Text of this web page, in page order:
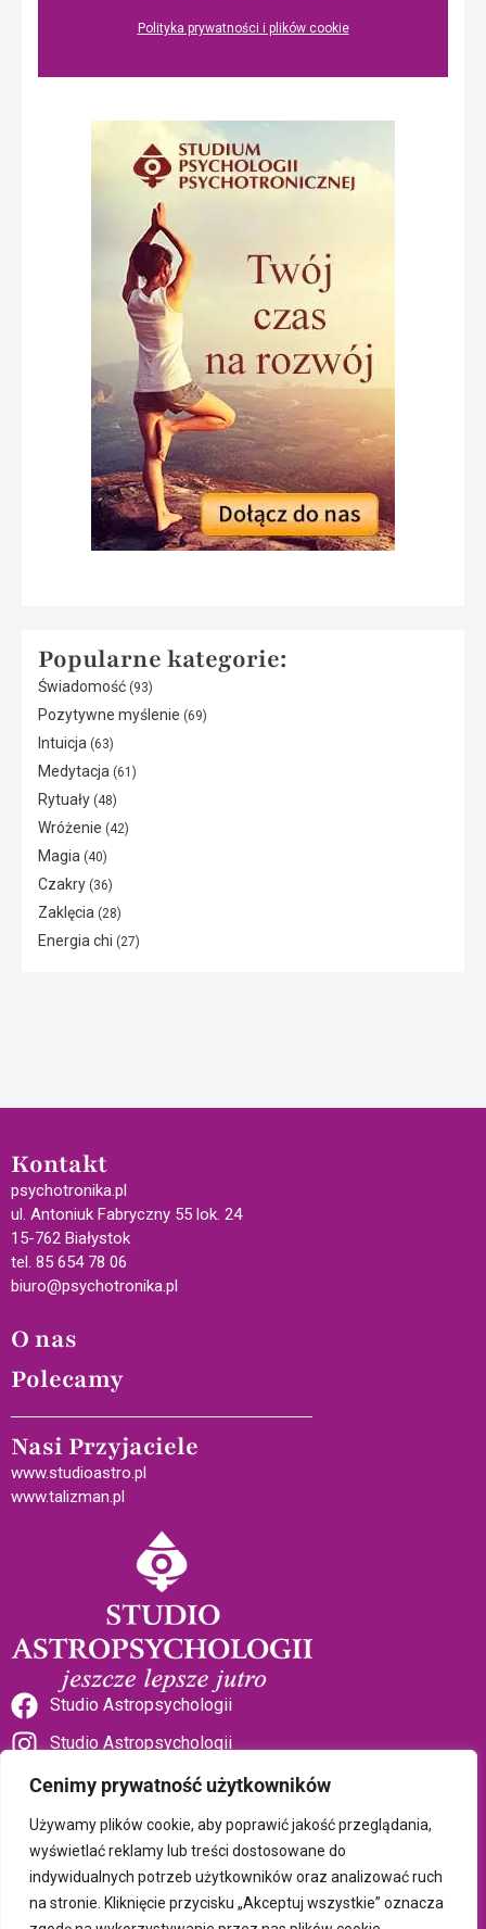
Cenimy prywatność użytkowników
Używamy plików cookie, aby poprawić jakość przeglądania,
wyświetlać reklamy lub treści dostosowane do
indywidualnych potrzeb użytkowników oraz analizować ruch
na stronie. Kliknięcie przycisku „Akceptuj wszystkie” oznacza
Polityka prywatności i plików cookie
Popularne kategorie:
Świadomość (93)
Pozytywne myślenie (69)
Intuicja (63)
Medytacja (61)
Rytuały (48)
Wróżenie (42)
Magia (40)
Czakry (36)
Zaklęcia (28)
Energia chi (27)
Kontakt
psychotronika.pl
ul. Antoniuk Fabryczny 55 lok. 24
15-762 Białystok
tel. 85 654 78 06
biuro@psychotronika.pl
O nas
Polecamy
Nasi Przyjaciele
www.studioastro.pl
www.talizman.pl
Studio Astropsychologii
Studio Astropsychologii
Sklep Talizman